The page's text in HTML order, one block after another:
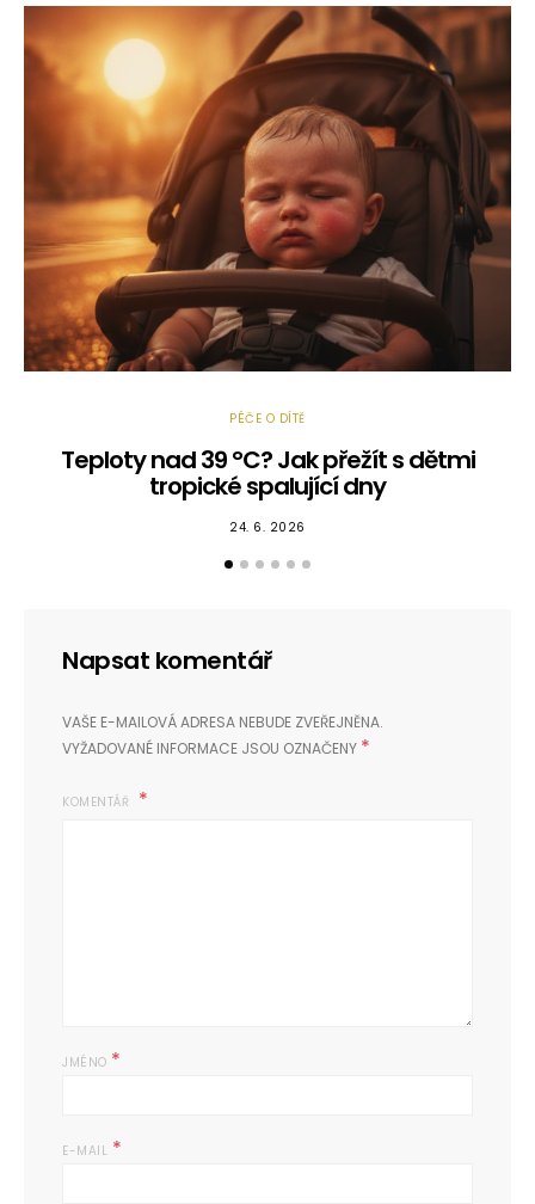
PÉČE O DÍTĚ
Teploty nad 39 °C? Jak přežít s dětmi
tropické spalující dny
24. 6. 2026
Napsat komentář
VAŠE E-MAILOVÁ ADRESA NEBUDE ZVEŘEJNĚNA.
VYŽADOVANÉ INFORMACE JSOU OZNAČENY *
KOMENTÁŘ
JMÉNO *
E-MAIL *